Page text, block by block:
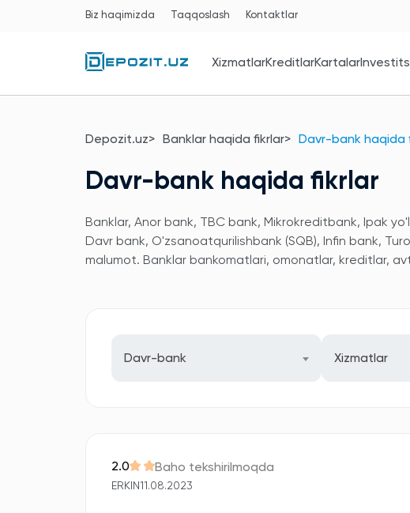
Biz haqimizda Taqqoslash Kontaktlar
XizmatlarKreditlarKartalar
Depozit.uz Banklar haqida fikrlar Davr-bank haqida
Davr-bank haqida fikrlar
Banklar, Anor bank, TBC bank, Mikrokreditbank, Ipak
Davr bank, O'zsanoatqurilishbank (SQB), Infin bank,
malumot. Banklar bankomatlari, omonatlar, kreditlar,
Davr-bank Xizmatlar
2.0 Baho tekshirilmoqda
ERKIN11.08.2023